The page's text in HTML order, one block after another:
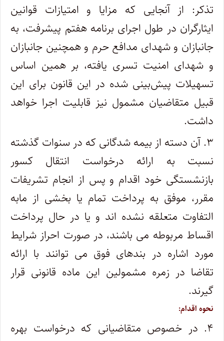
تذکر: از آنجایی که مزایا و امتیازات قوانین
ایثارگران در طول اجرای برنامه هفتم پیشرفت، به
جانبازان و شهدای مدافع حرم و همچنین جانبازان
و شهدای امنیت تسری یافته، بر همین اساس
تسهیلات پیش‌بینی شده در این قانون برای این
قبیل متقاضیان مشمول نیز قابلیت اجرا خواهد
داشت.
۳. آن دسته از بیمه شدگانی که در سنوات گذشته
نسبت به ارائه درخواست انتقال کسور
بازنشستگی خود اقدام و پس از انجام تشریفات
مقرر، موفق به پرداخت تمام یا بخشی از مابه
التفاوت متعلقه نشده اند و یا در حال پرداخت
اقساط مربوطه می باشند، در صورت احراز شرایط
مورد اشاره در بندهای فوق می توانند با ارائه
تقاضا در زمره مشمولین این ماده قانونی قرار
گیرند.
نحوه اقدام:
۴. در خصوص متقاضیانی که درخواست بهره